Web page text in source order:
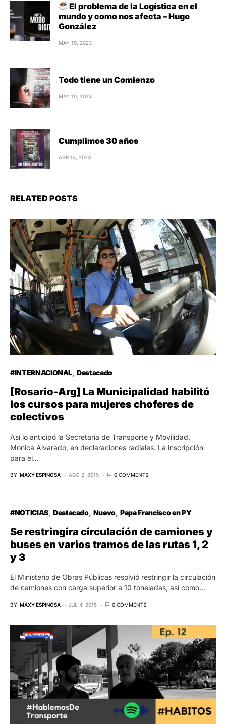
El problema de la Logística en el
mundo y como nos afecta – Hugo
González
MAY 19, 2023
Todo tiene un Comienzo
MAY 10, 2023
Cumplimos 30 años
ABR 14, 2023
RELATED POSTS
#INTERNACIONAL Destacado
[Rosario-Arg] La Municipalidad habilitó
los cursos para mujeres choferes de
colectivos
Así lo anticipó la Secretaria de Transporte y Movilidad,
Mónica Alvarado, en declaraciones radiales. La inscripción
para el…
BY MAXY ESPINOSA AGO 2, 2019 0 COMMENTS
#NOTICIAS Destacado Nuevo Papa Francisco en PY
Se restringira circulación de camiones y
buses en varios tramos de las rutas 1, 2
y 3
El Ministerio de Obras Públicas resolvió restringir la circulación
de camiones con carga superior a 10 toneladas, así como…
BY MAXY ESPINOSA JUL 4, 2015 0 COMMENTS